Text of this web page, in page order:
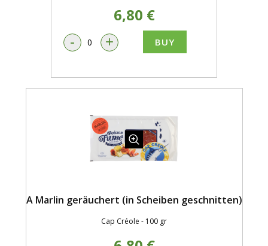
6,80 €
- + BUY
A Marlin geräuchert (in Scheiben geschnitten)
Cap Créole - 100 gr